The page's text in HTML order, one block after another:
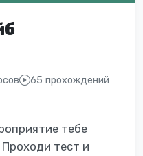
65 прохождений
тебе
тест и